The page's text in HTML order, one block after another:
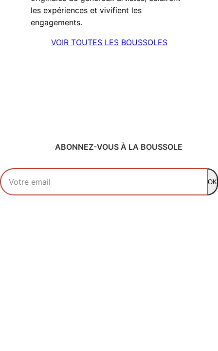
les expériences et vivifient les
engagements.
VOIR TOUTES LES BOUSSOLES
ABONNEZ-VOUS À LA BOUSSOLE
Votre adresse email
OK